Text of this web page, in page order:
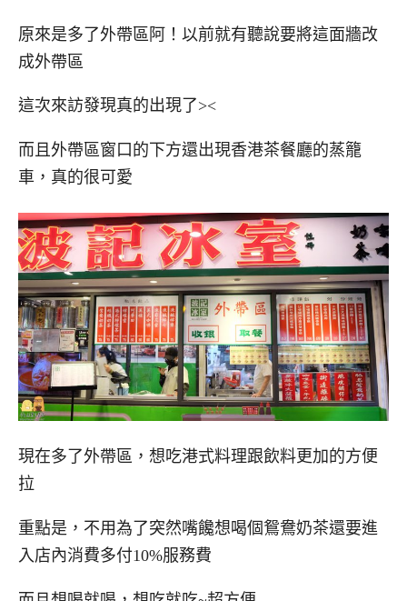
原來是多了外帶區阿！以前就有聽說要將這面牆改
成外帶區
這次來訪發現真的出現了><
而且外帶區窗口的下方還出現香港茶餐廳的蒸籠
車，真的很可愛
現在多了外帶區，想吃港式料理跟飲料更加的方便
拉
重點是，不用為了突然嘴饞想喝個鴛鴦奶茶還要進
入店內消費多付10%服務費